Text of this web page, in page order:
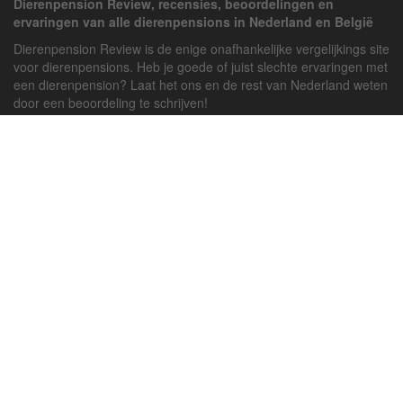
Dierenpension Review, recensies, beoordelingen en
ervaringen van alle dierenpensions in Nederland en België
Dierenpension Review is de enige onafhankelijke vergelijkings site
voor dierenpensions. Heb je goede of juist slechte ervaringen met
een dierenpension? Laat het ons en de rest van Nederland weten
door een beoordeling te schrijven!